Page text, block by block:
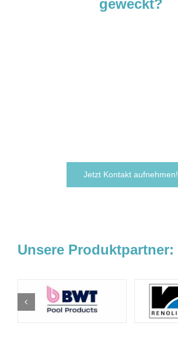
geweckt?
Jetzt Kontakt aufnehmen!
Unsere Produktpartner: